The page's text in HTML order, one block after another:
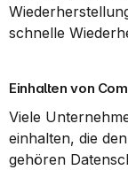
schnelle
Einhalten von
Viele
einhalten, die
gehören